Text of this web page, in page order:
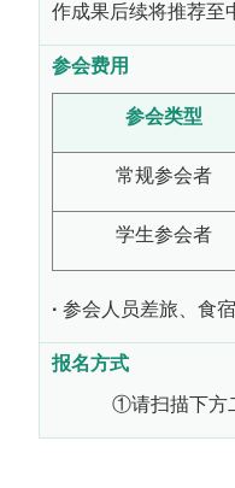
作成果后续将推荐至
参会费用
参会类型
常规参会者
学生参会者
· 参会人员差旅、食
报名方式
①请扫描下方